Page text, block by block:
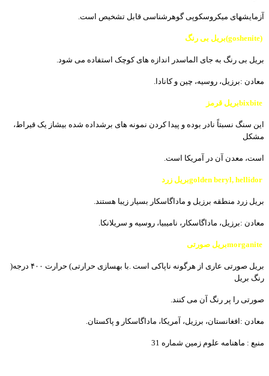
آزمایشھای میکروسکوپی گوھرشناسی قابل تشخیص است
(goshenite)بریل بی رنگ
بریل بی رنگ به جای الماسدر اندازه ھای کوچک استفاده می شود
معادن :برزیل، روسیه، چین و کانادا
bixbiteبریل قرمز
این سنگ نسبتاً نادر بوده و پیدا کردن نمونه ھای برشداده شده بیشاز یک قیراط،
مشکل
است، معدن آن در آمریکا است
golden beryl, hellidorبریل زرد
بریل زرد منطقه برزیل و ماداگاسکار بسیار زیبا ھستند
معادن :برزیل، ماداگاسکار، نامیبیا، روسیه و سریلانکا
morganiteبریل صورتی
بریل صورتی عاری از ھرگونه ناپاکی است با بھسازی حرارتی( حرارت ۴٠٠ درجه)
رنگ بریل
صورتی را پر رنگ آن می کنند
معادن : افغانستان، برزیل، آمریکا، ماداگاسکار و پاکستان
منبع : ماھنامه علوم زمین شماره 31